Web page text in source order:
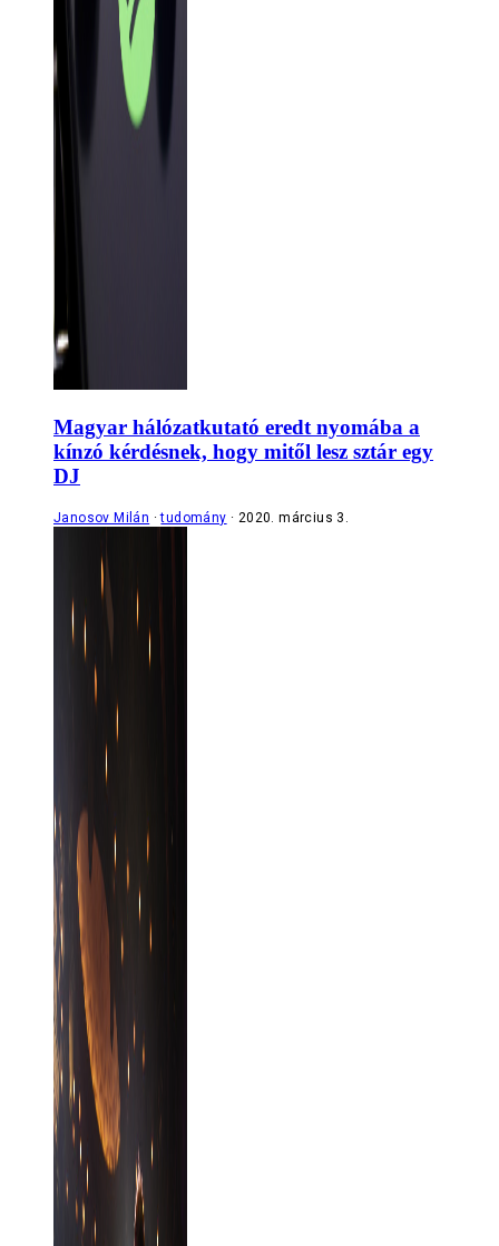
Magyar hálózatkutató eredt nyomába a
kínzó kérdésnek, hogy mitől lesz sztár egy
DJ
Janosov Milán tudomány 2020. március 3.